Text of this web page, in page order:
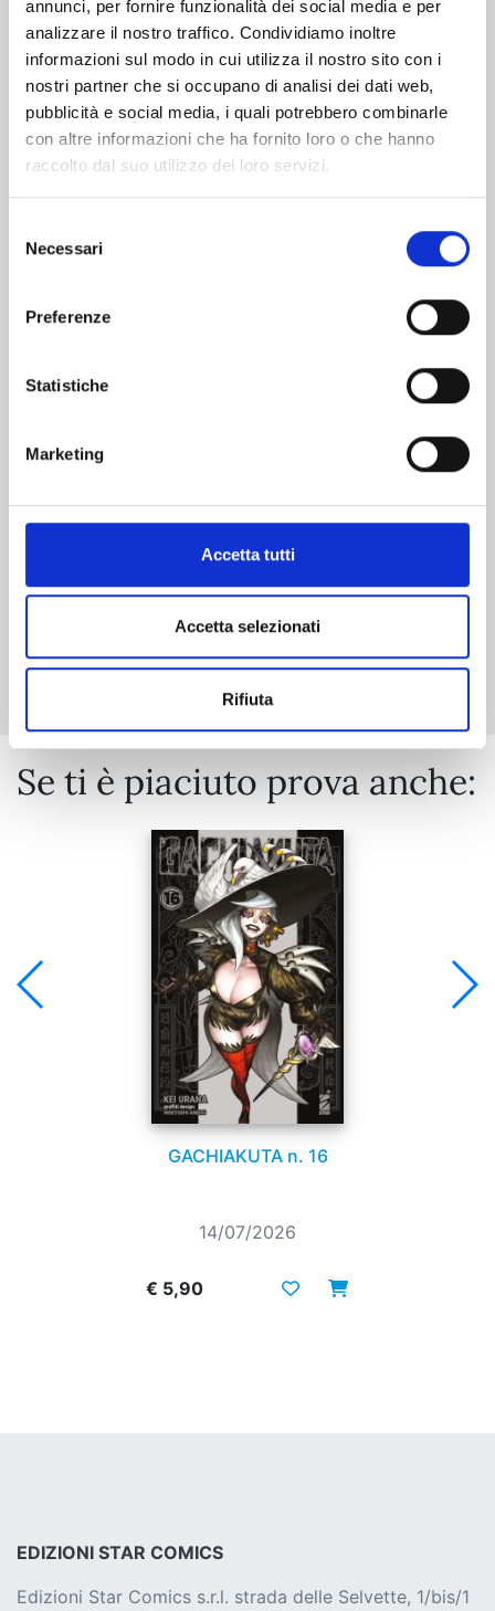
annunci, per fornire funzionalità dei social media e per
analizzare il nostro traffico. Condividiamo inoltre
informazioni sul modo in cui utilizza il nostro sito con i
nostri partner che si occupano di analisi dei dati web,
pubblicità e social media, i quali potrebbero combinarle
con altre informazioni che ha fornito loro o che hanno
raccolto dal suo utilizzo dei loro servizi.
delNecessari
Preferenze
Statistiche
Marketing
Accetta tutti
Accetta selezionati
Rifiuta
€ 5,90
Se ti è piaciuto prova anche:
GACHIAKUTA n. 16
14/07/2026
€ 5,90
EDIZIONI STAR COMICS
Edizioni Star Comics s.r.l. strada delle Selvette, 1/bis/1